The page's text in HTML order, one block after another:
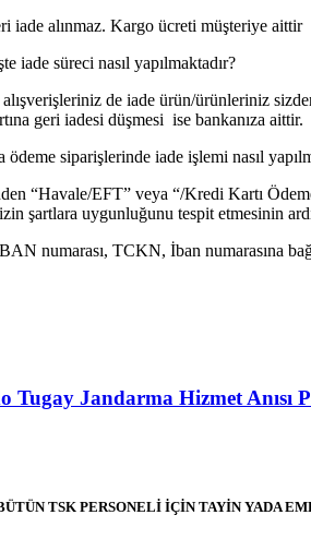
iade alınmaz. Kargo ücreti müşteriye aittir
iade süreci nasıl yapılmaktadır?
de iade ürün/ürünleriniz
geri iadesi düşmesi ise bankanıza aittir.
siparişlerinde iade işlemi nasıl
“Havale/EFT” veya “/Kredi Kartı
şartlara uygunluğunu tespit etmesinin
numarası, TCKN, İban numarasına
Tugay Jandarma Hizmet Anısı
TSK PERSONELİ İÇİN TAYİN